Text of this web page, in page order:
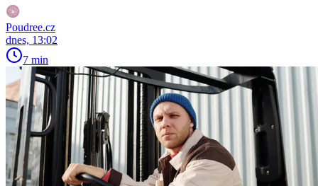
Poudree.cz
dnes, 13:02
7 min